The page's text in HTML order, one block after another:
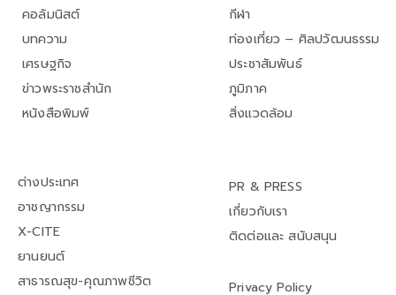
คอลัมนิสต์
บทความ
เศรษฐกิจ
ข่าวพระราชสำนัก
หนังสือพิมพ์
กีฬา
ท่องเที่ยว – ศิลปวัฒนธรรม
ประชาสัมพันธ์
ภูมิภาค
สิ่งแวดล้อม
ต่างประเทศ
อาชญากรรม
X-CITE
ยานยนต์
สาธารณสุข-คุณภาพชีวิต
PR & PRESS
เกี่ยวกับเรา
ติดต่อและ สนับสนุน
Privacy Policy